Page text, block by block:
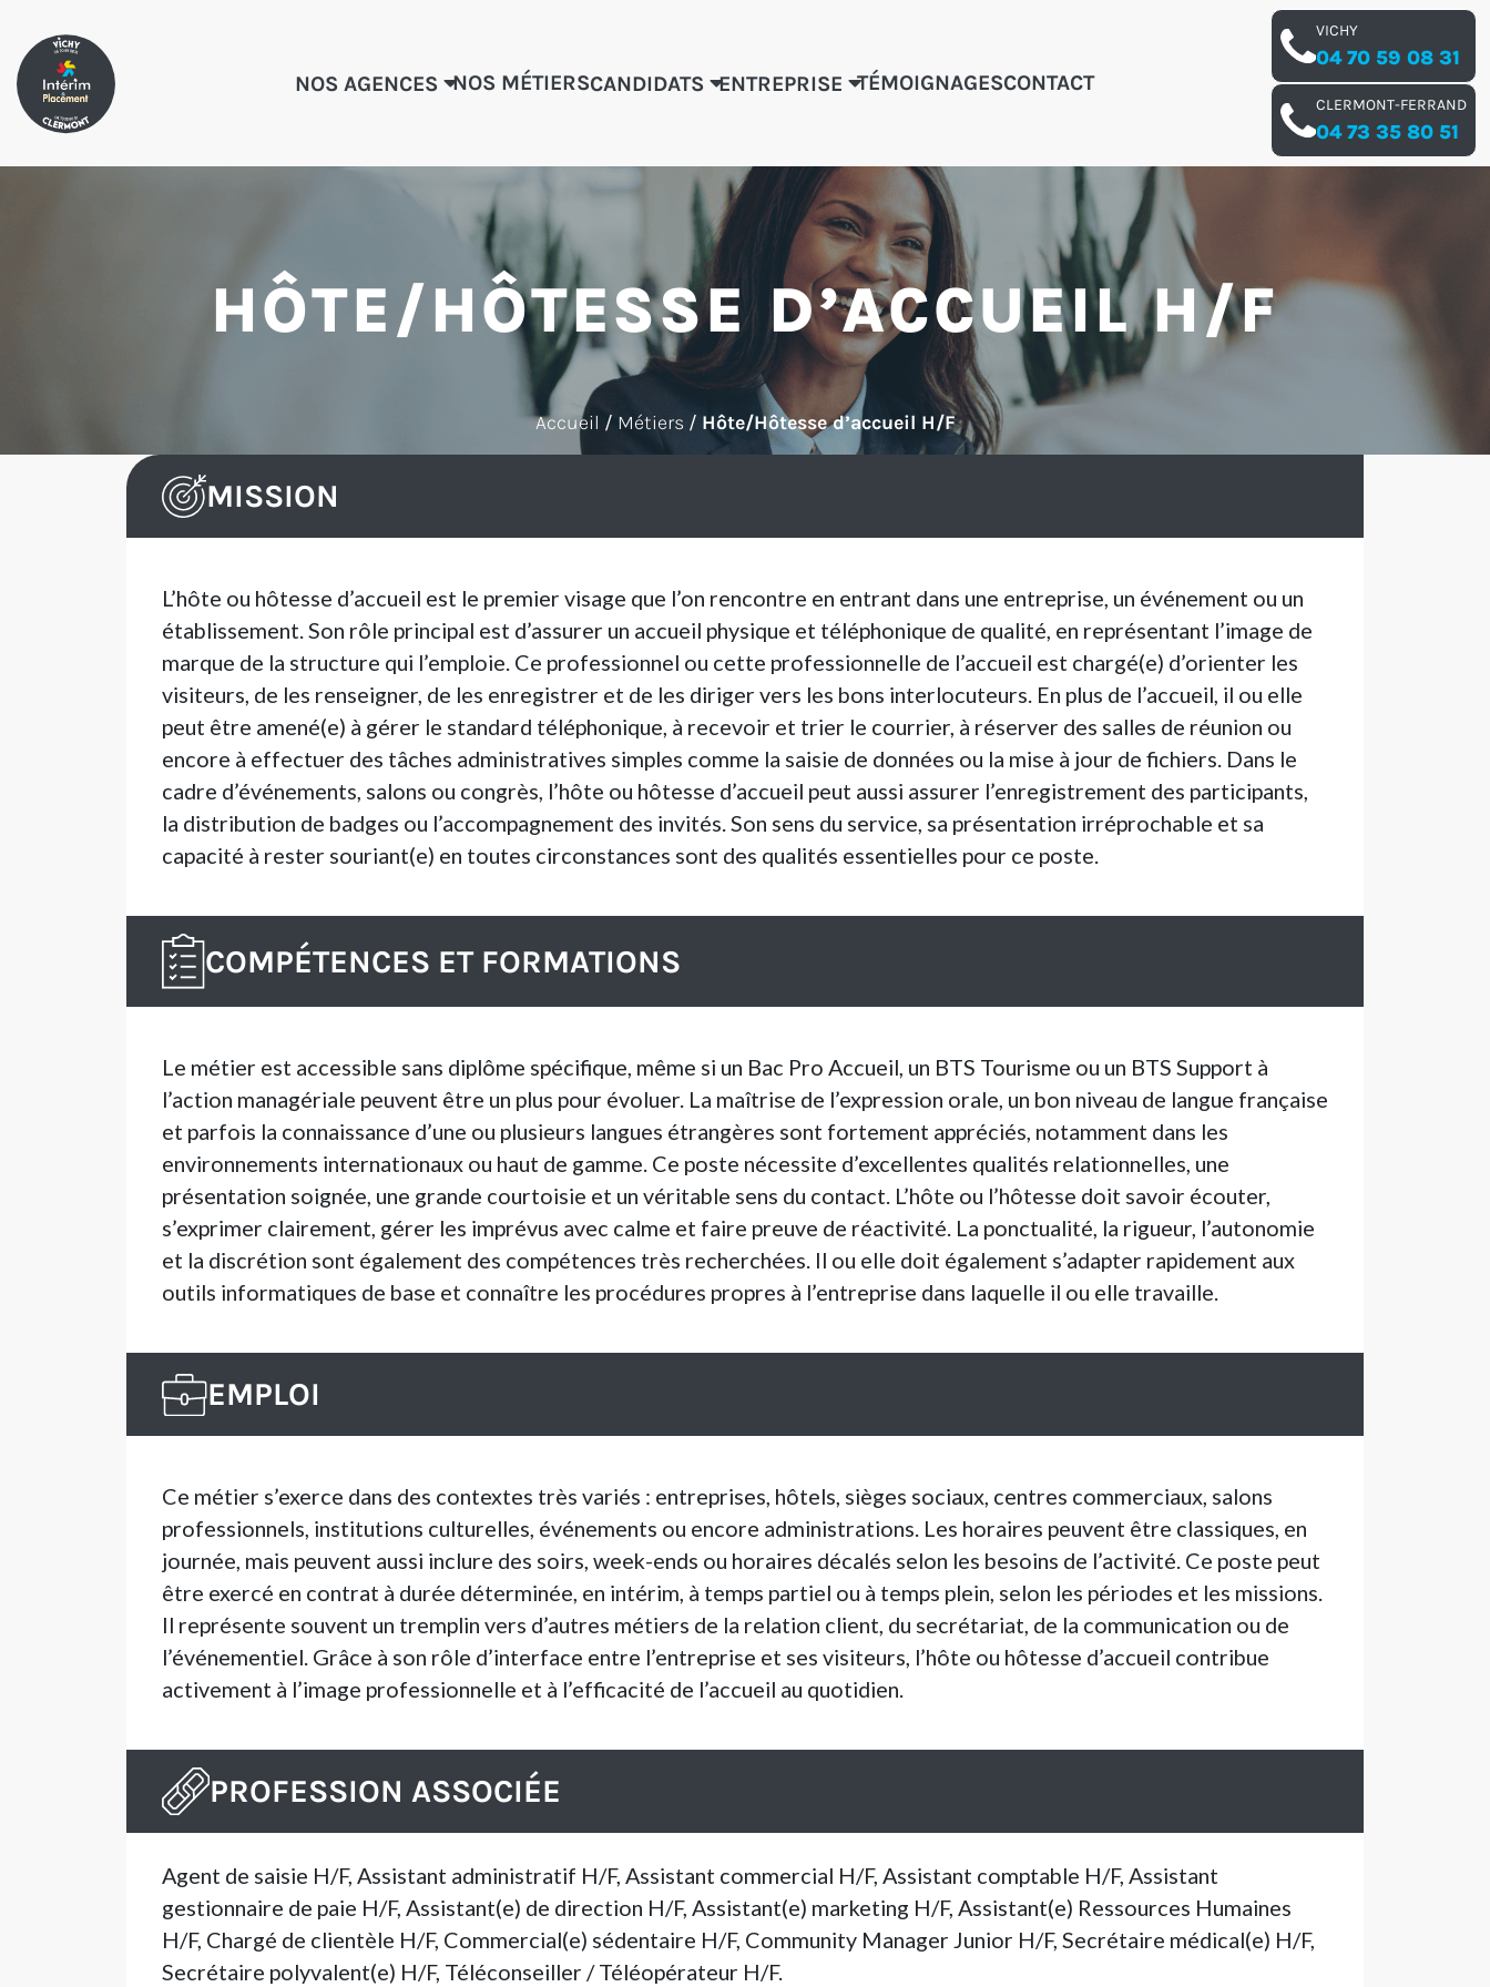
NOS AGENCES NOS MÉTIERSCANDIDATS ENTREPRISE TÉMOIGNAGESCONTACT
VICHY
04 70 59 08 31
CLERMONT-FERRAND
04 73 35 80 51
HÔTE/HÔTESSE D’ACCUEIL H/F
Accueil / Métiers / Hôte/Hôtesse d’accueil H/F
MISSION
L’hôte ou hôtesse d’accueil est le premier visage que l’on rencontre en entrant dans une entreprise, un événement ou un
établissement. Son rôle principal est d’assurer un accueil physique et téléphonique de qualité, en représentant l’image de
marque de la structure qui l’emploie. Ce professionnel ou cette professionnelle de l’accueil est chargé(e) d’orienter les
visiteurs, de les renseigner, de les enregistrer et de les diriger vers les bons interlocuteurs. En plus de l’accueil, il ou elle
peut être amené(e) à gérer le standard téléphonique, à recevoir et trier le courrier, à réserver des salles de réunion ou
encore à effectuer des tâches administratives simples comme la saisie de données ou la mise à jour de fichiers. Dans le
cadre d’événements, salons ou congrès, l’hôte ou hôtesse d’accueil peut aussi assurer l’enregistrement des participants,
la distribution de badges ou l’accompagnement des invités. Son sens du service, sa présentation irréprochable et sa
capacité à rester souriant(e) en toutes circonstances sont des qualités essentielles pour ce poste.
COMPÉTENCES ET FORMATIONS
Le métier est accessible sans diplôme spécifique, même si un Bac Pro Accueil, un BTS Tourisme ou un BTS Support à
l’action managériale peuvent être un plus pour évoluer. La maîtrise de l’expression orale, un bon niveau de langue française
et parfois la connaissance d’une ou plusieurs langues étrangères sont fortement appréciés, notamment dans les
environnements internationaux ou haut de gamme. Ce poste nécessite d’excellentes qualités relationnelles, une
présentation soignée, une grande courtoisie et un véritable sens du contact. L’hôte ou l’hôtesse doit savoir écouter,
s’exprimer clairement, gérer les imprévus avec calme et faire preuve de réactivité. La ponctualité, la rigueur, l’autonomie
et la discrétion sont également des compétences très recherchées. Il ou elle doit également s’adapter rapidement aux
outils informatiques de base et connaître les procédures propres à l’entreprise dans laquelle il ou elle travaille.
EMPLOI
Ce métier s’exerce dans des contextes très variés : entreprises, hôtels, sièges sociaux, centres commerciaux, salons
professionnels, institutions culturelles, événements ou encore administrations. Les horaires peuvent être classiques, en
journée, mais peuvent aussi inclure des soirs, week-ends ou horaires décalés selon les besoins de l’activité. Ce poste peut
être exercé en contrat à durée déterminée, en intérim, à temps partiel ou à temps plein, selon les périodes et les missions.
Il représente souvent un tremplin vers d’autres métiers de la relation client, du secrétariat, de la communication ou de
l’événementiel. Grâce à son rôle d’interface entre l’entreprise et ses visiteurs, l’hôte ou hôtesse d’accueil contribue
activement à l’image professionnelle et à l’efficacité de l’accueil au quotidien.
PROFESSION ASSOCIÉE
Agent de saisie H/F, Assistant administratif H/F, Assistant commercial H/F, Assistant comptable H/F, Assistant
gestionnaire de paie H/F, Assistant(e) de direction H/F, Assistant(e) marketing H/F, Assistant(e) Ressources Humaines
H/F, Chargé de clientèle H/F, Commercial(e) sédentaire H/F, Community Manager Junior H/F, Secrétaire médical(e) H/F,
Secrétaire polyvalent(e) H/F, Téléconseiller / Téléopérateur H/F.